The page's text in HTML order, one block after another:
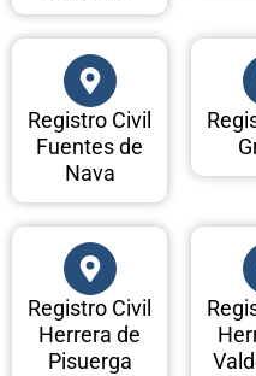
Registro Civil
Fuentes de
Nava
Registro Civil
Herrera de
Pisuerga